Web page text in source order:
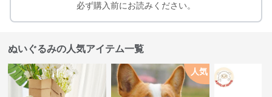
必ず購入前にお読みください。
ぬいぐるみの人気アイテム一覧
人気